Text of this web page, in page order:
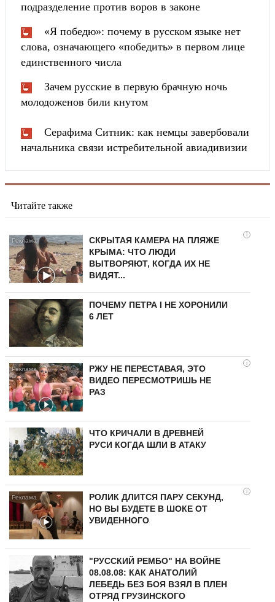
подразделение против воров в законе
«Я победю»: почему в русском языке нет
слова, означающего «победить» в первом лице
единственного числа
Зачем русские в первую брачную ночь
молодоженов били кнутом
Серафима Ситник: как немцы завербовали
начальника связи истребительной авиадивизии
Читайте также
i
СКРЫТАЯ КАМЕРА НА ПЛЯЖЕ
КРЫМА: ЧТО ЛЮДИ
ВЫТВОРЯЮТ, КОГДА ИХ НЕ
ВИДЯТ...
ПОЧЕМУ ПЕТРА I НЕ ХОРОНИЛИ
6 ЛЕТ
i
РЖУ НЕ ПЕРЕСТАВАЯ, ЭТО
ВИДЕО ПЕРЕСМОТРИШЬ НЕ
РАЗ
ЧТО КРИЧАЛИ В ДРЕВНЕЙ
РУСИ КОГДА ШЛИ В АТАКУ
i
РОЛИК ДЛИТСЯ ПАРУ СЕКУНД,
НО ВЫ БУДЕТЕ В ШОКЕ ОТ
УВИДЕННОГО
"РУССКИЙ РЕМБО" НА ВОЙНЕ
08.08.08: КАК АНАТОЛИЙ
ЛЕБЕДЬ БЕЗ БОЯ ВЗЯЛ В ПЛЕН
ОТРЯД ГРУЗИНСКОГО